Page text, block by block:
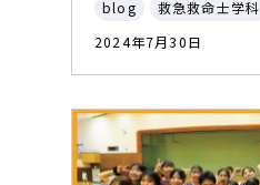
blog 救急救命士学科
2024年7月30日